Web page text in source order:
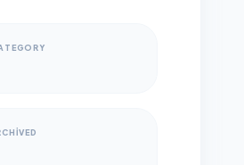
TIWOX-